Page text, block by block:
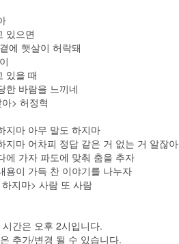
있으면
에 햇살이 허락돼
있을 때
한 바람을 느끼네
> 허정혁
지마 아무 말도 하지마
지마 어차피 정답 같은 거 없는 거 알잖아
에 가자 파도에 맞춰 춤을 추자
용이 가득 찬 이야기를 나누자
지마> 사람 또 사람
간은 오후 2시입니다.
추가/변경 될 수 있습니다.